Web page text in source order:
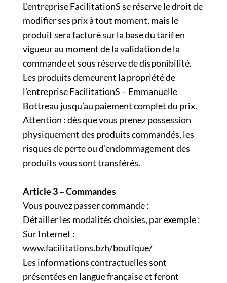
L’entreprise FacilitationS se réserve le droit de
modifier ses prix à tout moment, mais le
produit sera facturé sur la base du tarif en
vigueur au moment de la validation de la
commande et sous réserve de disponibilité.
Les produits demeurent la propriété de
l’entreprise FacilitationS – Emmanuelle
Bottreau jusqu’au paiement complet du prix.
Attention : dès que vous prenez possession
physiquement des produits commandés, les
risques de perte ou d’endommagement des
produits vous sont transférés.
Article 3 – Commandes
Vous pouvez passer commande :
Détailler les modalités choisies, par exemple :
Sur Internet :
www.facilitations.bzh/boutique/
Les informations contractuelles sont
présentées en langue française et feront